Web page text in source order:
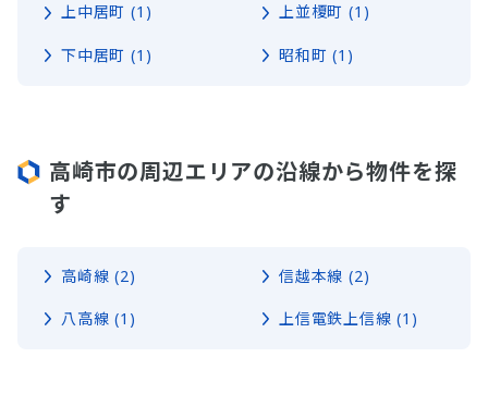
上中居町 (1) 上並榎町 (1)
下中居町 (1) 昭和町 (1)
高崎市の周辺エリアの沿線から物件を探
す
高崎線 (2) 信越本線 (2)
八高線 (1) 上信電鉄上信線 (1)